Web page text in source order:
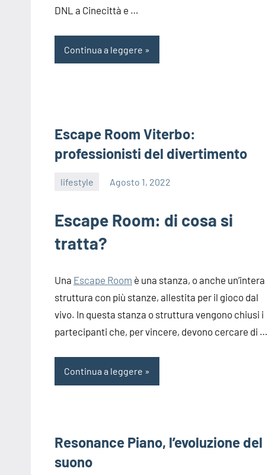
DNL a Cinecittà e …
Continua a leggere
Escape Room Viterbo:
professionisti del divertimento
lifestyle Agosto 1, 2022
Escape Room: di cosa si
tratta?
Una Escape Room è una stanza, o anche un’intera
struttura con più stanze, allestita per il gioco dal
vivo. In questa stanza o struttura vengono chiusi i
partecipanti che, per vincere, devono cercare di …
Continua a leggere
Resonance Piano, l’evoluzione del
suono